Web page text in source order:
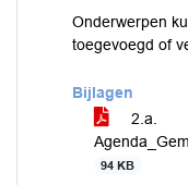
Onderwerpen
toegevoegd of
Bijlagen
2.a.
94 KB